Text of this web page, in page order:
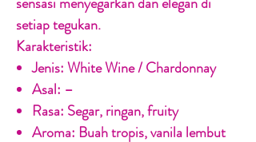
setiap tegukan.
Karakteristik:
Jenis:White Wine / Chardonnay
Asal: –
Rasa: Segar, ringan, fruity
Aroma: Buah tropis, vanila lembut